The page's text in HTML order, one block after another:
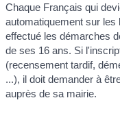
Chaque Français qui
automatiquement sur les
effectué les démarches
de ses 16 ans. Si
(recensement tardif,
...), il doit demander à
auprès de sa mairie.